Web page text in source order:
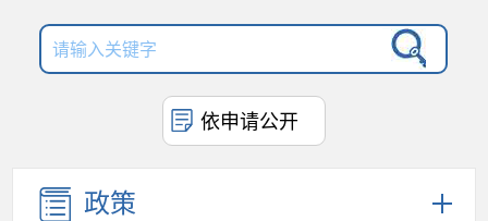
依申请公开
政策